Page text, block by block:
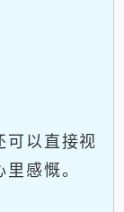
可以直接视
感慨。